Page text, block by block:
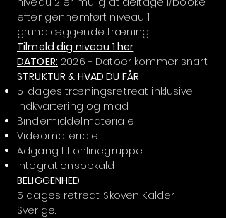
efter gennemført niveau 1
grundlæggende træning.
Tilmeld dig niveau 1 her
DATOER: 2026 - Datoer kommer snart
STRUKTUR & HVAD DU FÅR
5-dages træningsretreat inklusive
indkvartering og mad.
Bindemiddelmateriale
Videomateriale
Adgang til onlinegruppe
Integrationsopkald
BELIGGENHED
5 dages retreat: Skoven Kalder
Sverige.